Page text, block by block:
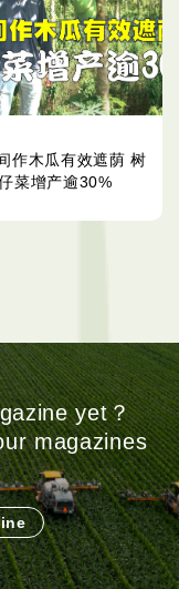
作木瓜有效遮荫 树
菜增产逾30%
yet？
magazines